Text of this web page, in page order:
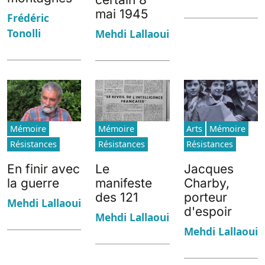
Frédéric
Tonolli
mai 1945
Mehdi Lallaoui
Mémoire
Résistances
En finir avec
la guerre
Mehdi Lallaoui
Mémoire
Résistances
Le
manifeste
des 121
Mehdi Lallaoui
Arts
Mémoire
Résistances
Jacques
Charby,
porteur
d'espoir
Mehdi Lallaoui